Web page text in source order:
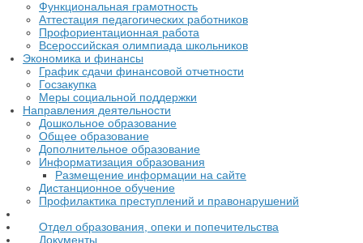
Функциональная грамотность
Аттестация педагогических работников
Профориентационная работа
Всероссийская олимпиада школьников
Экономика и финансы
График сдачи финансовой отчетности
Госзакупка
Меры социальной поддержки
Направления деятельности
Дошкольное образование
Общее образование
Дополнительное образование
Информатизация образования
Размещение информации на сайте
Дистанционное обучение
Профилактика преступлений и правонарушений
Отдел образования, опеки и попечительства
Документы